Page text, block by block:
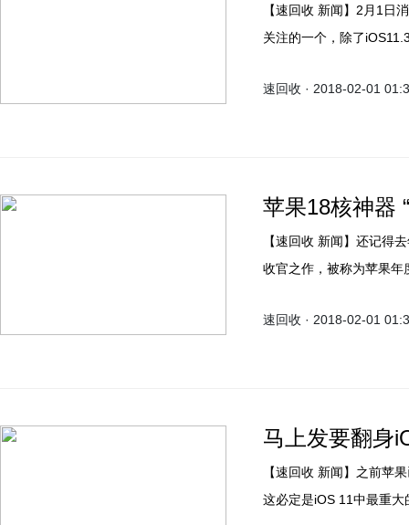
【速回收 新闻】2月1日消息，苹果将要推送的iOS 11.3成为了iOS11众版本中最受
关注的一个，除了
速回收 · 2018-02-01
苹果18核神器
【速回收 新闻】还记得
收官之作，被称为苹果年
速回收 · 2018-02-01
马上发要翻身
【速回收 新闻】之前苹果已经公布了iOS 11.3，虽说正式版还要等等才能发布，但
这必定是iOS 11中最重